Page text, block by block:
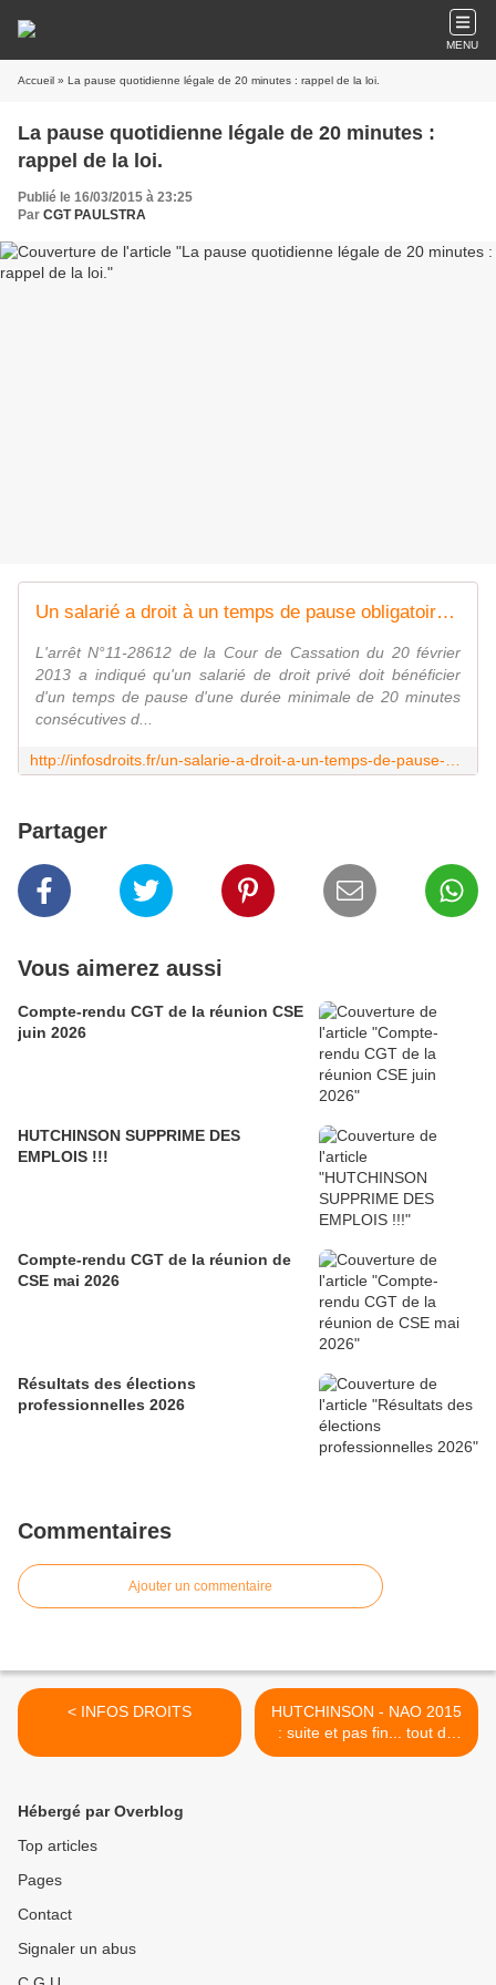
MENU
Accueil » La pause quotidienne légale de 20 minutes : rappel de la loi.
La pause quotidienne légale de 20 minutes :
rappel de la loi.
Publié le 16/03/2015 à 23:25
Par CGT PAULSTRA
Un salarié a droit à un temps de pause obligatoire de 20 minutes après 6 heures consécutives de travail !
L'arrêt N°11-28612 de la Cour de Cassation du 20 février
2013 a indiqué qu'un salarié de droit privé doit bénéficier
d'un temps de pause d'une durée minimale de 20 minutes
consécutives d...
Partager
Vous aimerez aussi
Compte-rendu CGT de la réunion CSE
juin 2026
HUTCHINSON SUPPRIME DES
EMPLOIS !!!
Compte-rendu CGT de la réunion de
CSE mai 2026
Résultats des élections
professionnelles 2026
Commentaires
Ajouter un commentaire
< INFOS DROITS
HUTCHINSON - NAO 2015
: suite et pas fin... tout du
moins pour la CGT. >
Hébergé par Overblog
Top articles
Pages
Contact
Signaler un abus